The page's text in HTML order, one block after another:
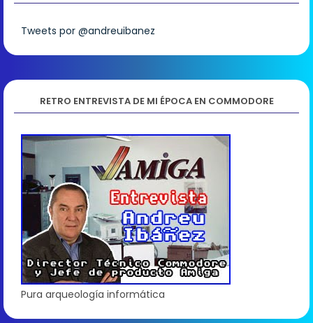
Tweets por @andreuibanez
RETRO ENTREVISTA DE MI ÉPOCA EN COMMODORE
Pura arqueología informática